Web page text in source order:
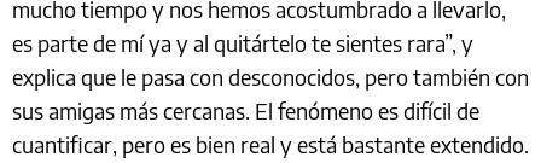
mucho tiempo y nos hemos acostumbrado a llevarlo,
es parte de mí ya y al quitártelo te sientes rara”, y
explica que le pasa con desconocidos, pero también con
sus amigas más cercanas. El fenómeno es difícil de
cuantificar, pero es bien real y está bastante extendido.